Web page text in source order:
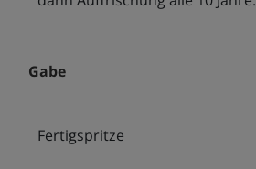
Gabe
Fertigspritze